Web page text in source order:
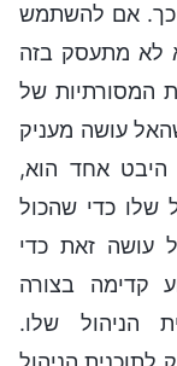
כך. אם להשתמש
לא מתעסק בזה
המסורתיות של
עושה מעניק
היבט אחד הוא,
שלו כדי שהכול
עושה זאת כדי
קדימה בצורה
הניהול שלו.